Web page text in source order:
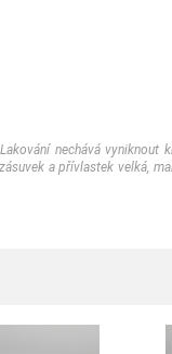
nechává vyniknout
a přívlastek velká,